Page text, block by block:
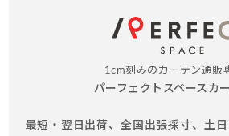
1cm刻みのカーテン通販
パーフェクトスペースカ
最短・翌日出荷、全国出張採寸、土